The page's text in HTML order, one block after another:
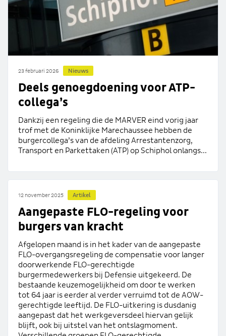
23 februari 2026 Nieuws
Deels genoegdoening voor ATP-
collega’s
Dankzij een regeling die de MARVER eind vorig jaar
trof met de Koninklijke Marechaussee hebben de
burgercollega’s van de afdeling Arrestantenzorg,
Transport en Parkettaken (ATP) op Schiphol onlangs...
12 november 2025 Artikel
Aangepaste FLO-regeling voor
burgers van kracht
Afgelopen maand is in het kader van de aangepaste
FLO-overgangsregeling de compensatie voor langer
doorwerkende FLO-gerechtigde
burgermedewerkers bij Defensie uitgekeerd. De
bestaande keuzemogelijkheid om door te werken
tot 64 jaar is eerder al verder verruimd tot de AOW-
gerechtigde leeftijd. De FLO-uitkering is dusdanig
aangepast dat het werkgeversdeel hiervan gelijk
blijft, ook bij uitstel van het ontslagmoment.